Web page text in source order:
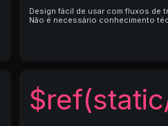
Design fácil de usar com fluxos de
Não é necessário conhecimento